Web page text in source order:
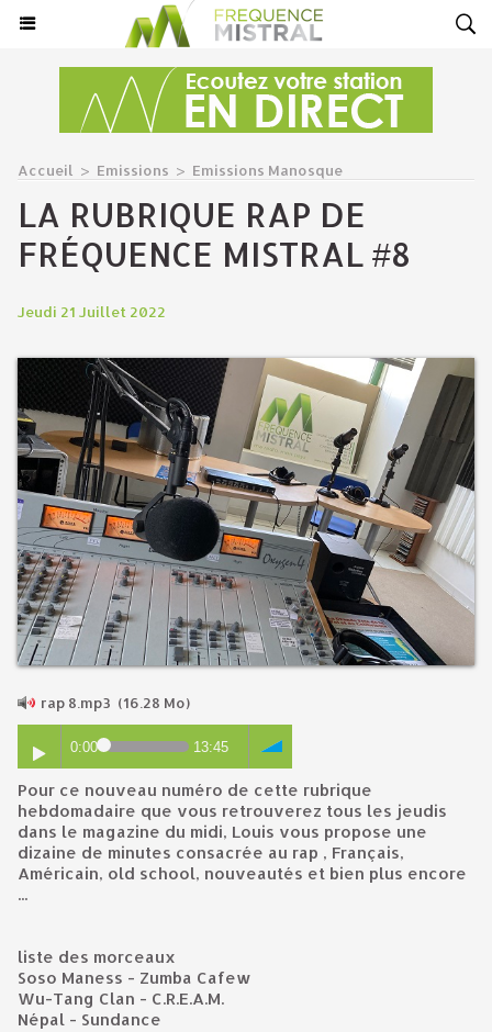
Accueil > Emissions > Emissions Manosque
LA RUBRIQUE RAP DE
FRÉQUENCE MISTRAL #8
Jeudi 21 Juillet 2022
rap 8.mp3 (16.28 Mo)
0:00 13:45
Pour ce nouveau numéro de cette rubrique
hebdomadaire que vous retrouverez tous les jeudis
dans le magazine du midi, Louis vous propose une
dizaine de minutes consacrée au rap , Français,
Américain, old school, nouveautés et bien plus encore
...
liste des morceaux
Soso Maness - Zumba Cafew
Wu-Tang Clan - C.R.E.A.M.
Népal - Sundance